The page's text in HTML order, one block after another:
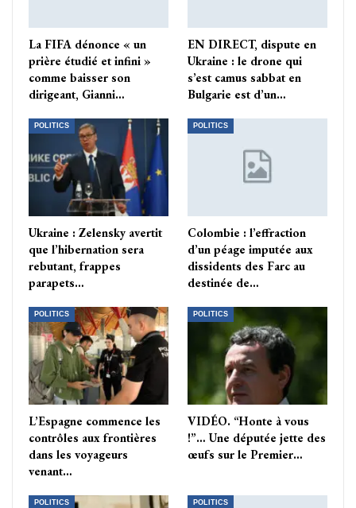
La FIFA dénonce « un
prière étudié et infini »
comme baisser son
dirigeant, Gianni…
EN DIRECT, dispute en
Ukraine : le drone qui
s’est camus sabbat en
Bulgarie est d’un…
POLITICS
Ukraine : Zelensky avertit
que l’hibernation sera
rebutant, frappes
parapets…
POLITICS
Colombie : l’effraction
d’un péage imputée aux
dissidents des Farc au
destinée de…
POLITICS
L’Espagne commence les
contrôles aux frontières
dans les voyageurs
venant…
POLITICS
VIDÉO. “Honte à vous
!”… Une députée jette des
œufs sur le Premier…
POLITICS POLITICS